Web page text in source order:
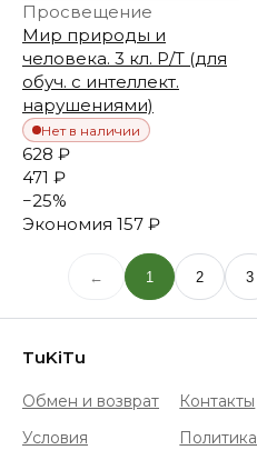
Просвещение
Мир природы и
человека. 3 кл. Р/Т (для
обуч. с интеллект.
нарушениями)
Нет в наличии
628 ₽
471 ₽
−25%
Экономия 157 ₽
← 1 2 3
TuKiTu
Обмен и возврат
Условия
Контакты
Политика